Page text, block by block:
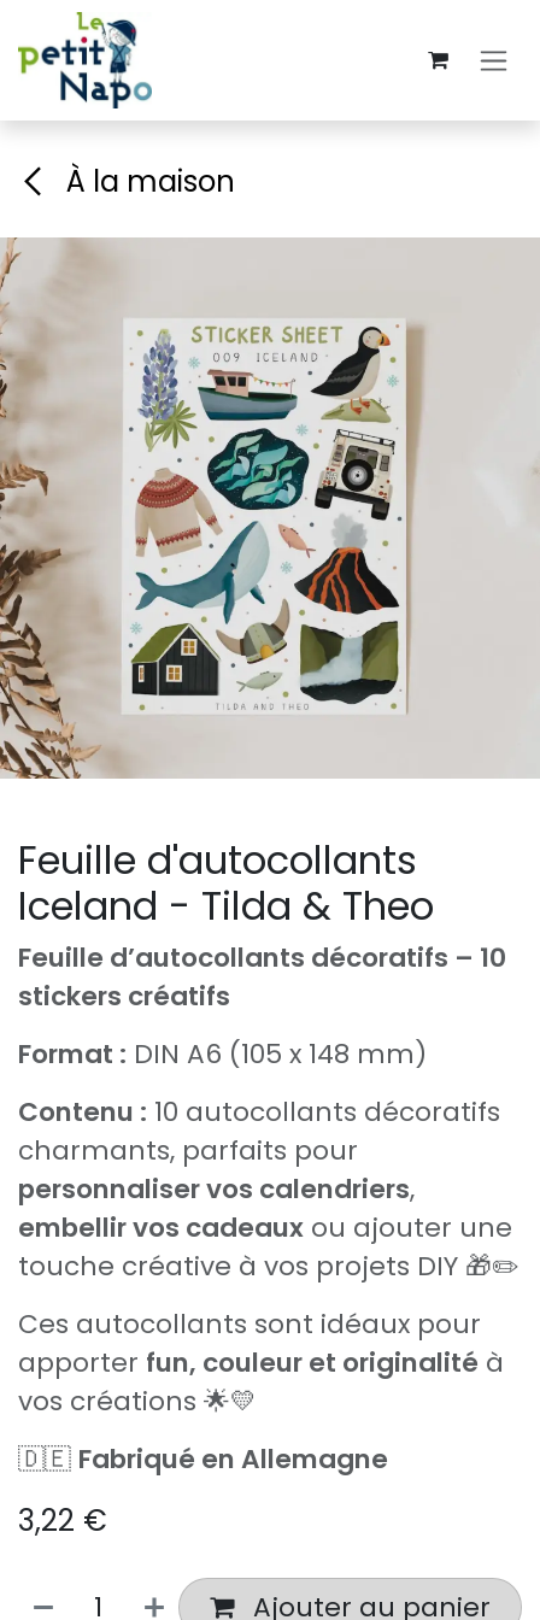
Se rendre au contenu
À la maison
Feuille d'autocollants
Iceland - Tilda & Theo
Feuille d’autocollants décoratifs – 10
stickers créatifs
Format : DIN A6 (105 x 148 mm)
Contenu : 10 autocollants décoratifs
charmants, parfaits pour
personnaliser vos calendriers,
embellir vos cadeaux ou ajouter une
touche créative à vos projets DIY 🎁✏️
Ces autocollants sont idéaux pour
apporter fun, couleur et originalité à
vos créations 🌟💛
🇩🇪 Fabriqué en Allemagne
3,22 €
Ajouter au panier